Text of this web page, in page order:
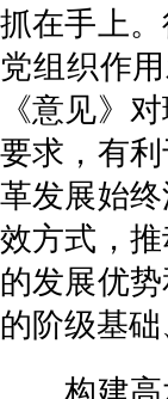
抓在手上
党组织作
《意见》
要求，有
革发展始
效方式，
的发展优
的阶级基础
构建高水